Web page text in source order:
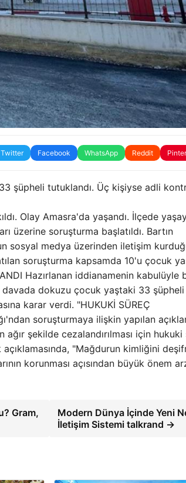
Twitter Facebook WhatsApp Reddit
şüpheli tutuklandı. Üç kişiyse adli
Olay Amasra'da yaşandı. İlçede
üzerine soruşturma başlatıldı. Bartın
sosyal medya üzerinden iletişim
soruşturma kapsamda 10'u çocuk
Hazırlanan iddianamenin kabulüyle
davada dokuzu çocuk yaştaki 33 şüpheli
karar verdi. "HUKUKİ SÜREÇ
soruşturmaya ilişkin yapılan
şekilde cezalandırılması için hukuki
"Mağdurun kimliğini
korunması açısından büyük önem
Gram,
Modern Dünya İçinde Yeni
İletişim Sistemi talkrand →